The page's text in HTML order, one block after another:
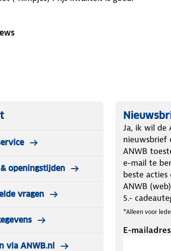
openingstijden
vragen
via ANWB.nl
Ja, ik wil de
nieuwsbrief
ANWB
e-mail te
beste
ANWB
5.-
*Alleen voor
E-mailadres